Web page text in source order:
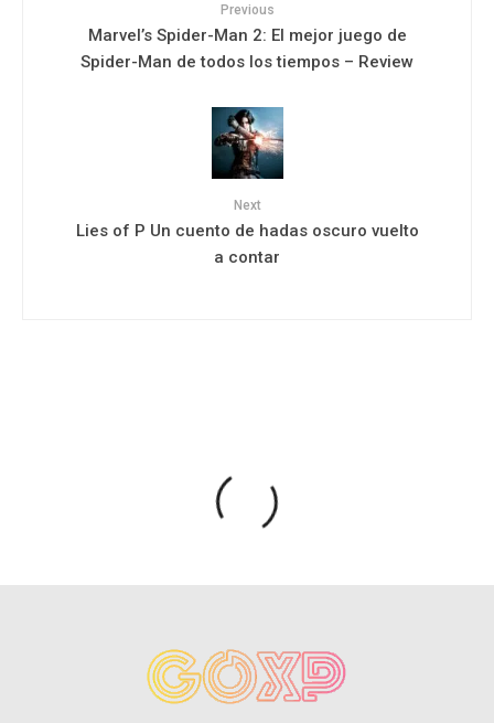
Previous
Marvel’s Spider-Man 2: El mejor juego de
Spider-Man de todos los tiempos – Review
Next
Lies of P Un cuento de hadas oscuro vuelto
a contar